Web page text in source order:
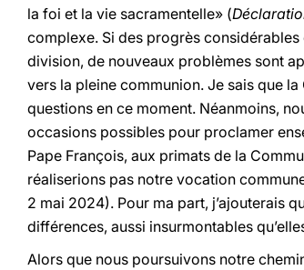
la foi et la vie sacramentelle» (
complexe. Si des progrès
division, de nouveaux problèmes sont
vers la pleine communion. Je sais que
questions en ce moment. Néanmoins,
occasions possibles pour proclamer
Pape François, aux primats de la
réaliserions pas notre vocation
2 mai 2024). Pour ma part, j’ajouterais
différences, aussi insurmontables
Alors que nous poursuivons notre